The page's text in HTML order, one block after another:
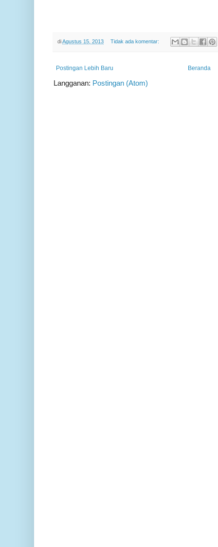
diAgustus 15, 2013 Tidak ada komentar:
Postingan Lebih Baru Beranda
Langganan: Postingan (Atom)